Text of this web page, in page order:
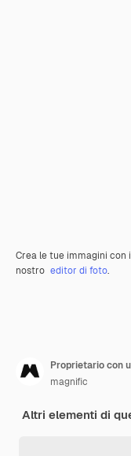
Crea le tue immagini con
nostro editor di foto.
Proprietario con
magnific
Altri elementi di